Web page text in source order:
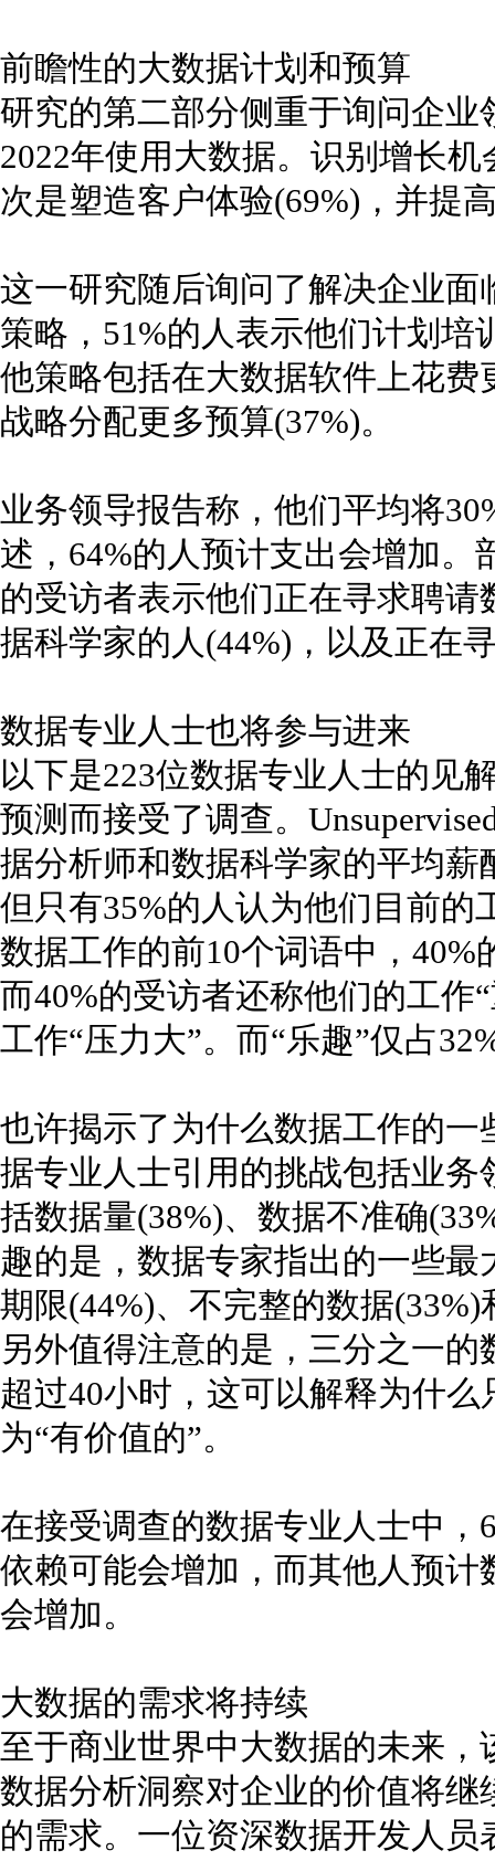
前瞻性的大数据计划和预算
研究的第二部分侧重于询问企
2022年使用大数据。识别增长
次是塑造客户体验(69%)，并提
这一研究随后询问了解决企业
策略，51%的人表示他们计划
他策略包括在大数据软件上花费
战略分配更多预算(37%)。
业务领导报告称，他们平均将
述，64%的人预计支出会增加。
的受访者表示他们正在寻求聘
据科学家的人(44%)，以及正在
数据专业人士也将参与进来
以下是223位数据专业人士的见
预测而接受了调查。
据分析师和数据科学家的平均
但只有35%的人认为他们目前
数据工作的前10个词语中，40%
而40%的受访者还称他们的工作
工作“压力大”。而“乐趣”仅占
也许揭示了为什么数据工作的
据专业人士引用的挑战包括业
括数据量(38%)、数据不准确
趣的是，数据专家指出的一些
期限(44%)、不完整的数据
另外值得注意的是，三分之一
超过40小时，这可以解释为什
为“有价值的”。
在接受调查的数据专业人士中
依赖可能会增加，而其他人预计
会增加。
大数据的需求将持续
至于商业世界中大数据的未来
数据分析洞察对企业的价值将
的需求。一位资深数据开发人